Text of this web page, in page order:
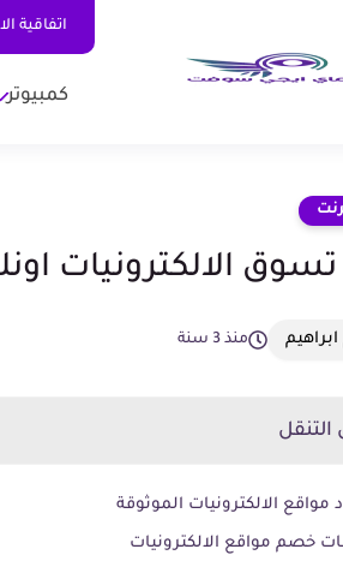
اتفاقية
كمبيوتر
تسوق الالكترونيات
منذ 3 سنة
مواقع الالكترونيات الموثوقة
خصم مواقع الالكترونيات